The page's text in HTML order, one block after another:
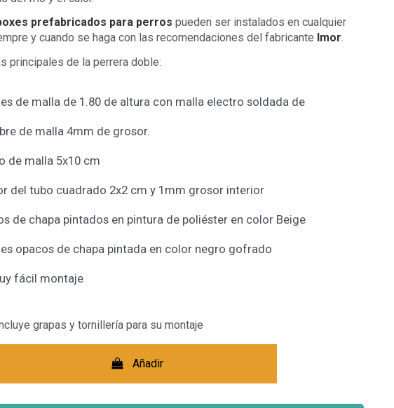
prefabricados para perros pueden ser instalados en cualquier
y cuando se haga con las recomendaciones del fabricante Imor.
principales de la perrera doble:
de malla de 1.80 de altura con malla electro soldada de
de malla 4mm de grosor.
de malla 5x10 cm
del tubo cuadrado 2x2 cm y 1mm grosor interior
de chapa pintados en pintura de poliéster en color Beige
opacos de chapa pintada en color negro gofrado
fácil montaje
grapas y tornillería para su montaje
Añadir